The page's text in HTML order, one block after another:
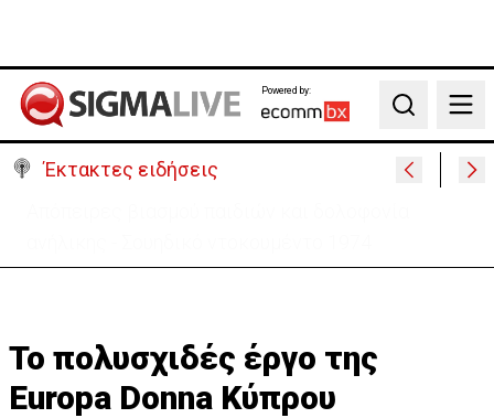
Powered by:
Search
Έκτακτες ειδήσεις
Το πολυσχιδές έργο της
Europa Donna Κύπρου